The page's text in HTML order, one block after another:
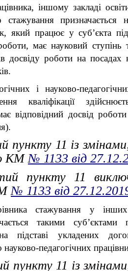
іншому закладі
стажування призначається
який працює у суб’єкта
має науковий ступінь
досвіду роботи на посадах
і науково-
кваліфікації
відповідний досвід
пункту 11 із
КМ№ 1133 від
пункту 11
№ 1133 від
стажування у інших
такими суб’єктами
підставі укладених
науково-педагогічних
пункту 11 із